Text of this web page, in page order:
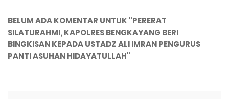
BELUM ADA KOMENTAR UNTUK "PERERAT
SILATURAHMI, KAPOLRES BENGKAYANG BERI
BINGKISAN KEPADA USTADZ ALI IMRAN PENGURUS
PANTI ASUHAN HIDAYATULLAH"